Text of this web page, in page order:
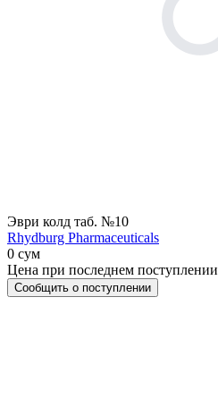
Эври колд таб. №10
Rhydburg Pharmaceuticals
0 сум
Цена при последнем поступлении
Сообщить о поступлении